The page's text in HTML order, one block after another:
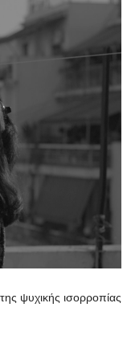
ψυχικής ισορροπίας